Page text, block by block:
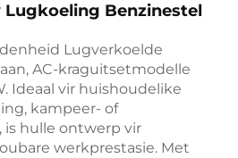
Lugkoeling Benzinestel
Lugverkoelde
AC-kraguitsetmodelle
Ideaal vir huishoudelike
kampeer- of
is hulle ontwerp vir
werkprestasie. Met